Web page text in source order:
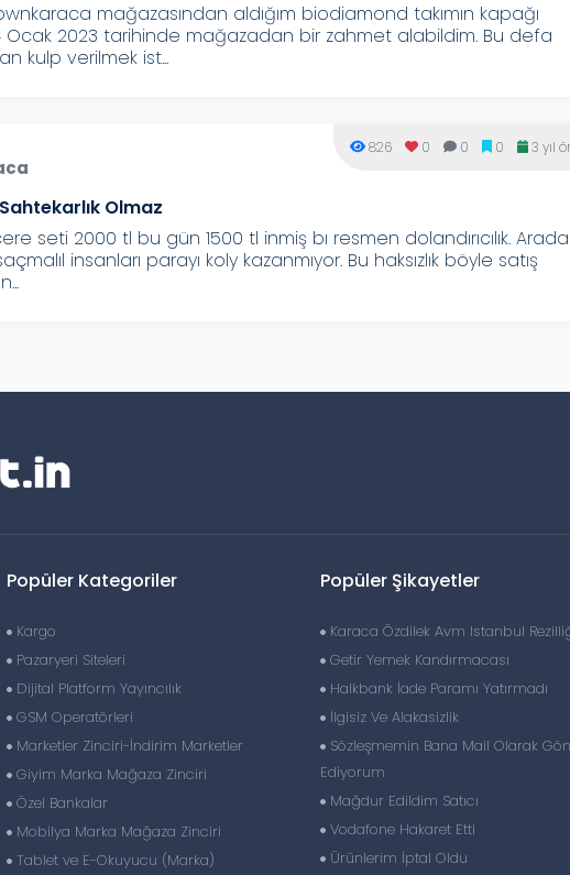
mağazasından aldığım biodiamond takımın kapağı
Ocak 2023 tarihinde mağazadan bir zahmet alabildim. Bu defa
kulp verilmek ist...
Sahtekarlık Olmaz
826 0 0 0 3 yıl
seti 2000 tl bu gün 1500 tl inmiş bı resmen dolandırıcılık. Arada
insanları parayı koly kazanmıyor. Bu haksızlık böyle satış
Popüler Kategoriler
Kargo
Pazaryeri Siteleri
Dijital Platform Yayıncılık
GSM Operatörleri
Marketler Zinciri-İndirim Marketler
Giyim Marka Mağaza Zinciri
Özel Bankalar
Mobilya Marka Mağaza Zinciri
Tablet ve E-Okuyucu (Marka)
Popüler Şikayetler
Karaca Özdilek Avm Istanbul
Getir Yemek Kandırmacası
Halkbank İade Paramı Yatırmadı
İlgisiz Ve Alakasizlik
Sözleşmemin Bana Mail Olarak
Ediyorum
Mağdur Edildim Satıcı
Vodafone Hakaret Etti
Ürünlerim İptal Oldu